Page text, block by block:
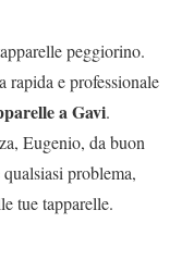
peggiorino.
rapida e professionale
a Gavi.
Eugenio, da buon
problema,
tue tapparelle.